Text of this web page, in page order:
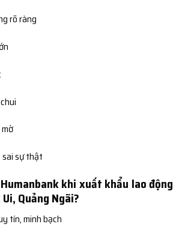
rõ ràng
sai sự thật
khi xuất khẩu lao động
Quảng Ngãi?
tín, minh bạch